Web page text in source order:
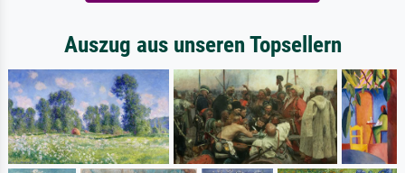
Auszug aus unseren Topsellern